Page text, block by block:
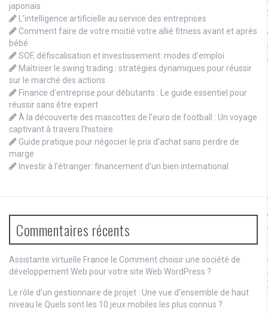
japonais
L’intelligence artificielle au service des entreprises
Comment faire de votre moitié votre allié fitness avant et après
bébé
SOF, défiscalisation et investissement: modes d’emploi
Maîtriser le swing trading : stratégies dynamiques pour réussir
sur le marché des actions
Finance d’entreprise pour débutants : Le guide essentiel pour
réussir sans être expert
À la découverte des mascottes de l’euro de football : Un voyage
captivant à travers l’histoire
Guide pratique pour négocier le prix d’achat sans perdre de
marge
Investir à l’étranger: financement d’un bien international
Commentaires récents
Assistante virtuelle France le Comment choisir une société de
développement Web pour votre site Web WordPress ?
Le rôle d'un gestionnaire de projet : Une vue d'ensemble de haut
niveau le Quels sont les 10 jeux mobiles les plus connus ?